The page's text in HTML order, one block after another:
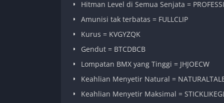
Hitman Level di Semua Senjata =
Amunisi tak terbatas = FULLCLIP
Kurus = KVGYZQK
Gendut = BTCDBCB
Lompatan BMX yang Tinggi = JHJOECW
Keahlian Menyetir Natural =
Keahlian Menyetir Maksimal =